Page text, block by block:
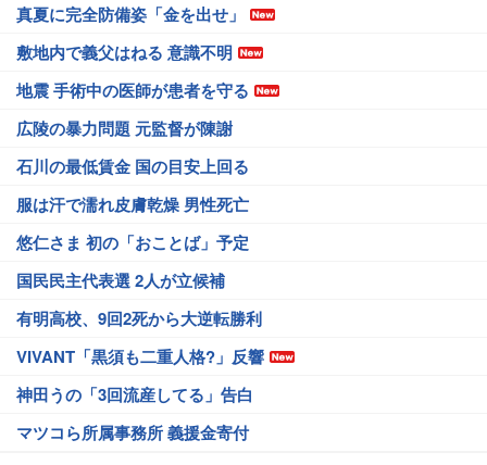
真夏に完全防備姿「金を出せ」
敷地内で義父はねる 意識不明
地震 手術中の医師が患者を守る
広陵の暴力問題 元監督が陳謝
石川の最低賃金 国の目安上回る
服は汗で濡れ皮膚乾燥 男性死亡
悠仁さま 初の「おことば」予定
国民民主代表選 2人が立候補
有明高校、9回2死から大逆転勝利
VIVANT「黒須も二重人格?」反響
神田うの「3回流産してる」告白
マツコら所属事務所 義援金寄付